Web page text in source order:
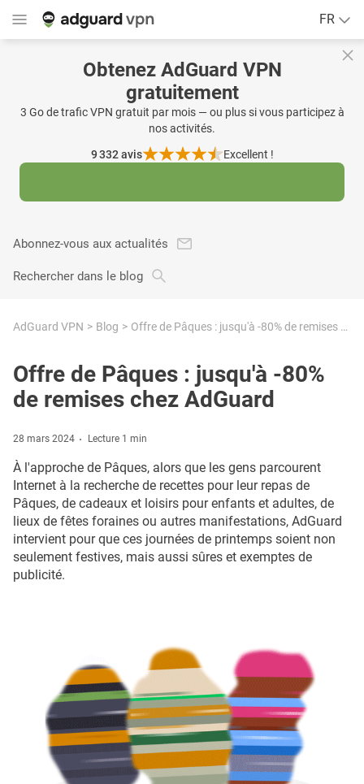
FR
Obtenez AdGuard VPN
gratuitement
3 Go de trafic VPN gratuit par mois — ou plus si vous participez à
nos activités.
9 332avis Excellent !
Abonnez-vous aux actualités
Rechercher dans le blog
AdGuard VPN Blog Offre de Pâques : jusqu'à -80% de remises chez AdGuard
Offre de Pâques : jusqu'à -80%
de remises chez AdGuard
28 mars 2024 Lecture 1 min
À l'approche de Pâques, alors que les gens parcourent
Internet à la recherche de recettes pour leur repas de
Pâques, de cadeaux et loisirs pour enfants et adultes, de
lieux de fêtes foraines ou autres manifestations, AdGuard
intervient pour que ces journées de printemps soient non
seulement festives, mais aussi sûres et exemptes de
publicité.